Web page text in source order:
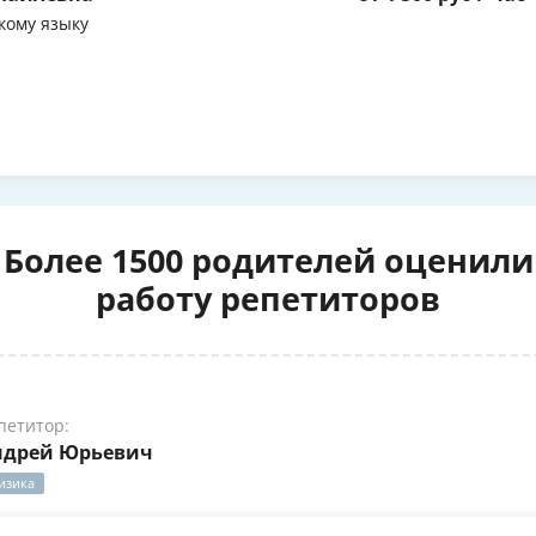
языку
Более 1500 родителей оценили
работу репетиторов
Юрьевич